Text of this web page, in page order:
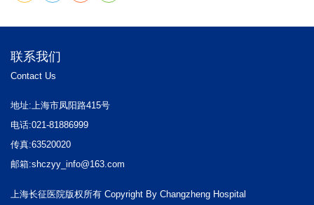
联系我们
Contact Us
地址:上海市凤阳路415号
电话:021-81886999
传真:63520020
邮箱:shczyy_info@163.com
上海长征医院版权所有 Copyright By Changzheng Hospital